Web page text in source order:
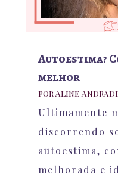
Autoestima?
melhor
porAline
Ultimamente
discorrendo
autoestima,
melhorada e